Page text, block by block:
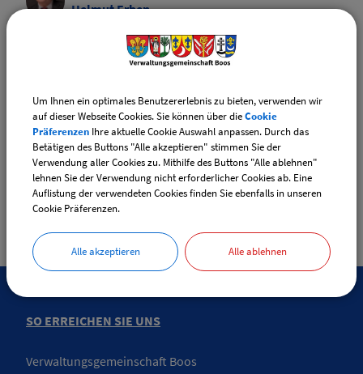
HelmutErben
(08335) 9829-0
boos@vg-boos.de
Ansprechpartner:
Josef
Wechsel
Tel.:(08335) 234
E-Mail:heimertingen@vg-boos.de
SO ERREICHEN SIE UNS
Verwaltungsgemeinschaft Boos
Um Ihnen ein optimales Benutzererlebnis zu bieten, verwenden wir
auf dieser Webseite Cookies. Sie können über dieCookie
Präferenzen Ihre aktuelle Cookie Auswahl anpassen. Durch das
Betätigen des Buttons "Alle akzeptieren" stimmen Sie der
Verwendung aller Cookies zu. Mithilfe des Buttons "Alle ablehnen"
lehnen Sie der Verwendung nicht erforderlicher Cookies ab. Eine
Auflistung der verwendeten Cookies finden Sie ebenfalls in unseren
Cookie Präferenzen.
Alle akzeptieren Alle ablehnen